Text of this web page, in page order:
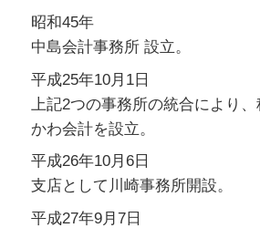
昭和45年
中島会計事務所 設立。
平成25年10月1日
上記2つの事務所の統合により
かわ会計を設立。
平成26年10月6日
支店として川崎事務所開設。
平成27年9月7日